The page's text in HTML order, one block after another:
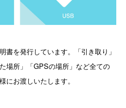
書を発行しています。「引き取り」
場所」「GPSの場所」など全ての
にお渡しいたします。